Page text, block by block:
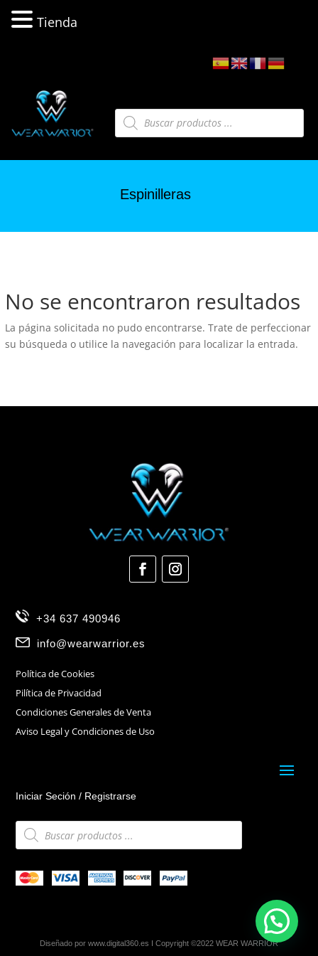
Búsqueda
de
productos
Espinilleras
No se encontraron resultados
La página solicitada no pudo encontrarse. Trate de perfeccionar
su búsqueda o utilice la navegación para localizar la entrada.
+34 637 490946
info@wearwarrior.es
Política de Cookies
Pilítica de Privacidad
Condiciones Generales de Venta
Aviso Legal y Condiciones de Uso
Iniciar Seción / Registrarse
Búsqueda
de
productos
Diseñado por www.digital360.es I Copyright ©2022 WEAR WARRIOR
Tienda